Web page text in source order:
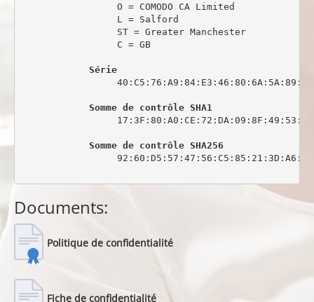
                 O = COMODO CA Limited
                 L = Salford
                 ST = Greater Manchester
                 C = GB
Série
Somme de contrôle SHA1
Somme de contrôle SHA256
Documents:
Politique de confidentialité
Fiche de confidentialité